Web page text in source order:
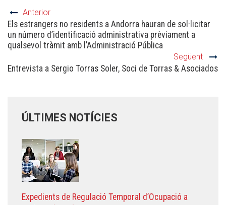
Anterior
Els estrangers no residents a Andorra hauran de sol·licitar
un número d’identificació administrativa prèviament a
qualsevol tràmit amb l’Administració Pública
Següent
Entrevista a Sergio Torras Soler, Soci de Torras & Asociados
ÚLTIMES NOTÍCIES
Expedients de Regulació Temporal d’Ocupació a